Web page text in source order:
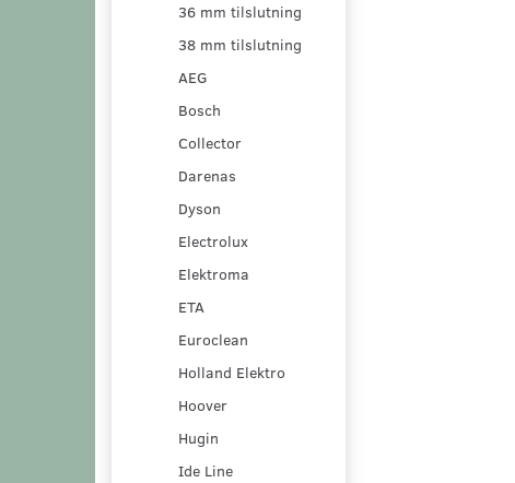
36 mm tilslutning
38 mm tilslutning
AEG
Bosch
Collector
Darenas
Dyson
Electrolux
Elektroma
ETA
Euroclean
Holland Elektro
Hoover
Hugin
Ide Line